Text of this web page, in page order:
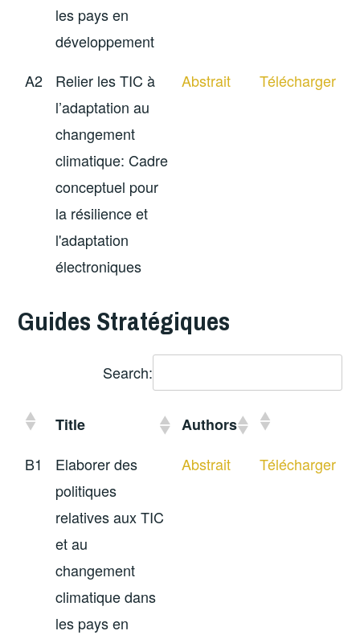
les pays en
développement
A2
Relier les TIC à
l’adaptation au
changement
climatique: Cadre
conceptuel pour
la résilience et
l'adaptation
électroniques
Abstrait Télécharger
Guides Stratégiques
Search:
Title
Authors
B1
Elaborer des
politiques
relatives aux TIC
et au
changement
climatique dans
les pays en
Abstrait Télécharger